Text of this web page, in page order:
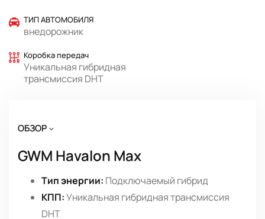
ТИП АВТОМОБИЛЯ
внедорожник
Коробка передач
Уникальная гибридная
трансмиссия DHT
ОБЗОР
GWM Havalon Max
Тип энергии: Подключаемый гибрид
КПП:Уникальная гибридная трансмиссия
DHT